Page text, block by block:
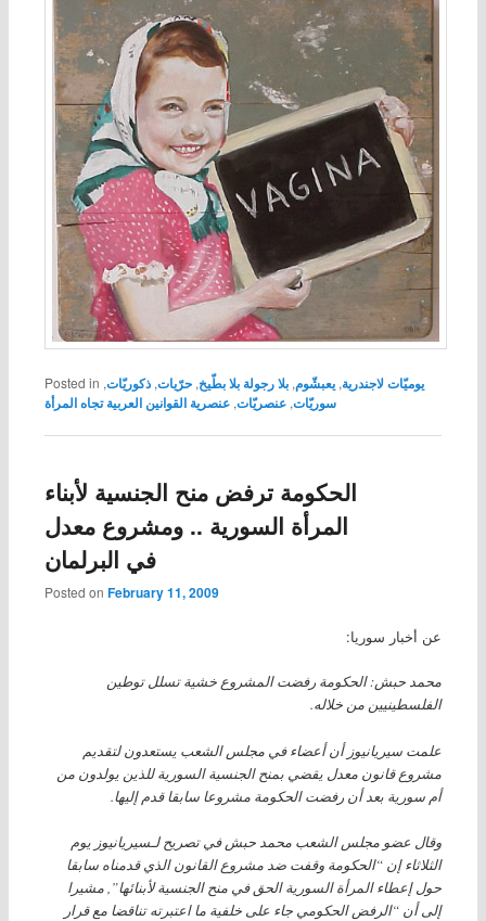
Posted in يوميّات لاجندرية,يعبشّوم,بلا رجولة بلا بطّيخ,حرّيات,ذكوريّات,
سوريّات,عنصريّات,عنصرية القوانين العربية تجاه المرأة
الحكومة ترفض منح الجنسية لأبناء
المرأة السورية .. ومشروع معدل
في البرلمان
Posted on February 11, 2009
عن أخبار سوريا:
محمد حبش: الحكومة رفضت المشروع خشية تسلل توطين
الفلسطينيين من خلاله.
علمت سيريانيوز أن أعضاء في مجلس الشعب يستعدون لتقديم
مشروع قانون معدل يقضي بمنح الجنسية السورية للذين يولدون من
أم سورية بعد أن رفضت الحكومة مشروعا سابقا قدم إليها.
وقال عضو مجلس الشعب محمد حبش في تصريح لـسيريانيوز يوم
الثلاثاء إن “الحكومة وقفت ضد مشروع القانون الذي قدمناه سابقا
حول إعطاء المرأة السورية الحق في منح الجنسية لأبنائها”, مشيرا
إلى أن “الرفض الحكومي جاء على خلفية ما اعتبرته تناقضا مع قرار